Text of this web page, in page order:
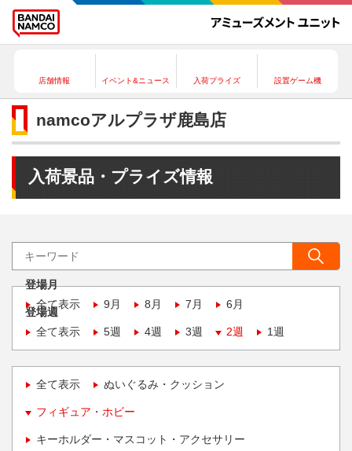
店舗情報 イベント&ニュース 入荷プライズ 設置ゲーム機
namcoアルプラザ鹿島店
入荷景品・プライズ情報
登場月
全て表示
9月 8月 7月 6月
登場週
全て表示
5週 4週 3週 2週 1週
全て表示 ぬいぐるみ・クッション
フィギュア・ホビー
キーホルダー・マスコット・アクセサリー